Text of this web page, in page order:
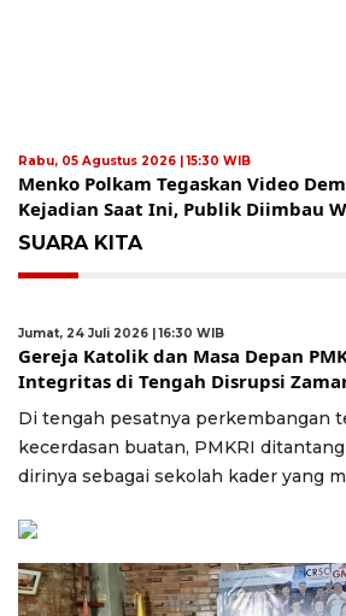
Rabu, 05 Agustus 2026 | 15:30 WIB
Menko Polkam Tegaskan Video
Kejadian Saat Ini, Publik Diimbau
SUARA KITA
Jumat, 24 Juli 2026 | 16:30 WIB
Gereja Katolik dan Masa Depan
Integritas di Tengah Disrupsi
Di tengah pesatnya perkembangan
kecerdasan buatan, PMKRI
dirinya sebagai sekolah kader yang